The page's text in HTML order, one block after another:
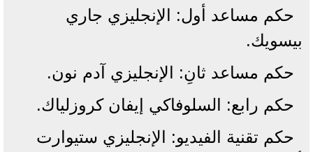
حكم مساعد أول: الإنجليزي جاري
بيسويك.
حكم مساعد ثانِ: الإنجليزي آدم نون.
حكم رابع: السلوفاكي إيفان كروزلياك.
حكم تقنية الفيديو: الإنجليزي ستيوارت